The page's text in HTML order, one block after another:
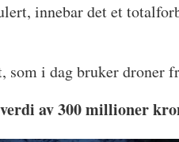
innebar det et
i dag bruker droner
av 300 millioner